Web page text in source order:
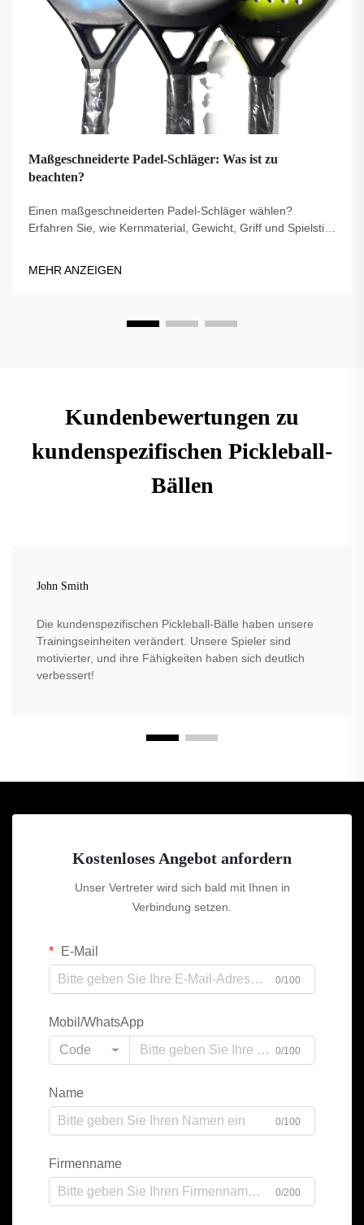
Maßgeschneiderte Padel-Schläger: Was ist zu
beachten?
Einen maßgeschneiderten Padel-Schläger wählen?
Erfahren Sie, wie Kernmaterial, Gewicht, Griff und Spielstil
MEHR ANZEIGEN
Kundenbewertungen zu
kundenspezifischen Pickleball-
Bällen
John Smith
Die kundenspezifischen Pickleball-Bälle haben unsere
Trainingseinheiten verändert. Unsere Spieler sind
motivierter, und ihre Fähigkeiten haben sich deutlich
verbessert!
Kostenloses Angebot anfordern
Unser Vertreter wird sich bald mit Ihnen in
Verbindung setzen.
E-Mail
0/100
Mobil/WhatsApp
Code
0/100
Name
0/100
Firmenname
0/200